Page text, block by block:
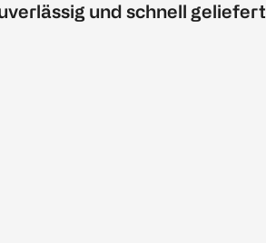
und schnell geliefert